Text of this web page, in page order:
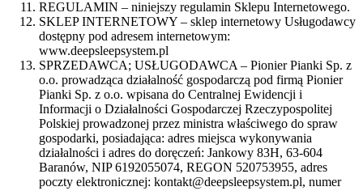
REGULAMIN – niniejszy regulamin Sklepu Internetowego.
SKLEP INTERNETOWY – sklep internetowy Usługodawcy
dostępny pod adresem internetowym:
www.deepsleepsystem.pl
SPRZEDAWCA; USŁUGODAWCA – Pionier Pianki Sp. z
o.o. prowadząca działalność gospodarczą pod firmą Pionier
Pianki Sp. z o.o. wpisana do Centralnej Ewidencji i
Informacji o Działalności Gospodarczej Rzeczypospolitej
Polskiej prowadzonej przez ministra właściwego do spraw
gospodarki, posiadająca: adres miejsca wykonywania
działalności i adres do doręczeń: Jankowy 83H, 63-604
Baranów, NIP 6192055074, REGON 520753955, adres
poczty elektronicznej: kontakt@deepsleepsystem.pl, numer